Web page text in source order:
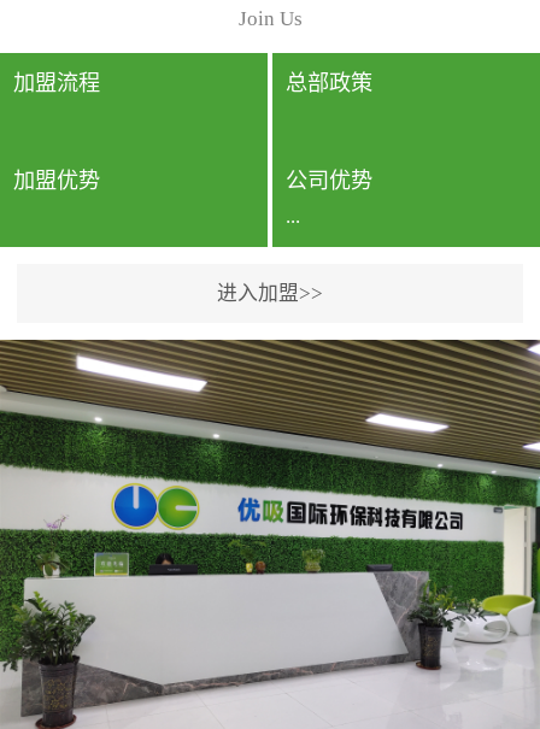
内空间都有整体消毒的需
要。因为空间内人流携带
的、空气...
法，空气采样量准确，检
测结果可靠，远胜于其他
检测...
Join Us
加盟流程 总部政策
加盟优势 公司优势
...
专利保护优势、双甲资质
企业（“室内环境净化治理
甲级施工资质”“室内环境
污染治理资质等级证
书”）、拥有多名高级《环
境工程高级工程师》室内
空气治理资格认证的治理
人员、掌握室内空气净化
治理实用技术和五项专利
技术、八项计算机软件著
作权登记证书等。研发实
进入加盟>>